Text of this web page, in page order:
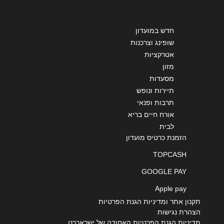
חדש במועדון
שופינג וצרכנות
אטרקציות
מזון
מסעדות
תיירות ונופש
תרבות ופנאי
אורח חיים בריא
לבית
הזמנת כרטיס מועדון
TOPCASH
GOOGLE PAY
Apple pay
תקנון אתר ומדיניות הגנת הפרטיות
הצהרת נגישות